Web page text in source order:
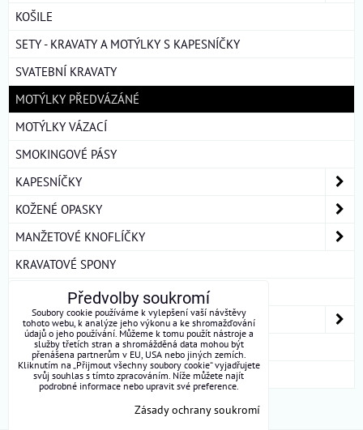
KOŠILE
SETY - KRAVATY A MOTÝLKY S KAPESNÍČKY
SVATEBNÍ KRAVATY
MOTÝLKY PŘEDVÁZÁNÉ
MOTÝLKY VÁZACÍ
SMOKINGOVÉ PÁSY
KAPESNÍČKY
KOŽENÉ OPASKY
MANŽETOVÉ KNOFLÍČKY
KRAVATOVÉ SPONY
DÁMSKÉ ŠÁTKY A ŠÁLY
DÁRKOVÁ BALENÍ
ROUŠKY BAVLNA
Předvolby soukromí
Soubory cookie používáme k vylepšení vaší návštěvy
tohoto webu, k analýze jeho výkonu a ke shromažďování
údajů o jeho používání. Můžeme k tomu použít nástroje a
služby třetích stran a shromážděná data mohou být
přenášena partnerům v EU, USA nebo jiných zemích.
Kliknutím na „Přijmout všechny soubory cookie“ vyjadřujete
svůj souhlas s tímto zpracováním. Níže můžete najít
podrobné informace nebo upravit své preference.
Zásady ochrany soukromí